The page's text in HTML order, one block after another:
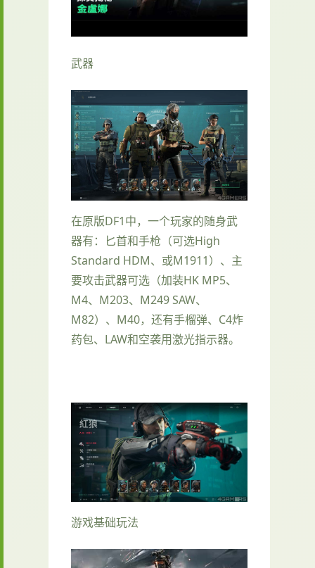
武器
在原版DF1中，一个玩家的随身武
器有：匕首和手枪（可选High
Standard HDM、或M1911）、主
要攻击武器可选（加装HK MP5、
M4、M203、M249 SAW、
M82）、M40，还有手榴弹、C4炸
药包、LAW和空袭用激光指示器。
游戏基础玩法